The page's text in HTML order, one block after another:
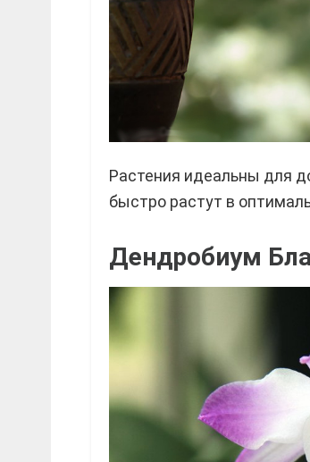
Растения идеальны для
быстро растут в
Дендробиум